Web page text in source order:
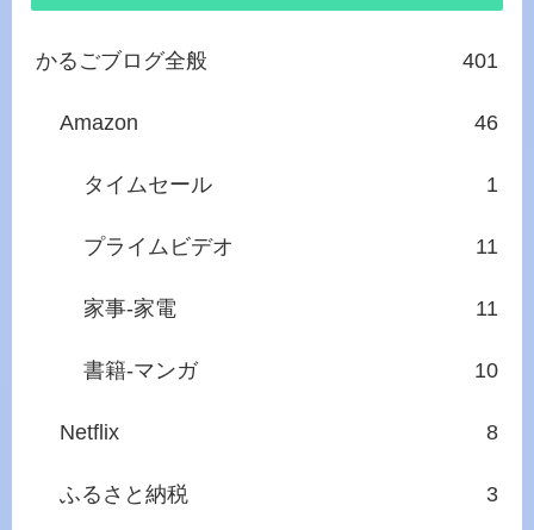
かるごブログ全般 401
Amazon 46
タイムセール 1
プライムビデオ 11
家事‐家電 11
書籍‐マンガ 10
Netflix 8
ふるさと納税 3